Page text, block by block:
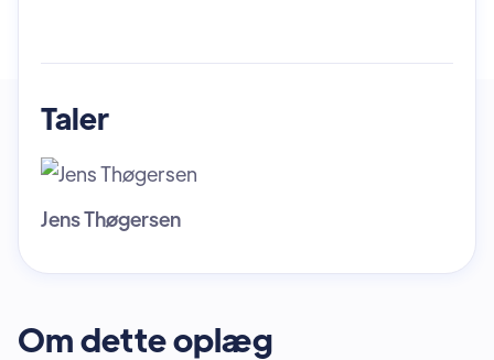
Taler
Jens Thøgersen
Om dette oplæg